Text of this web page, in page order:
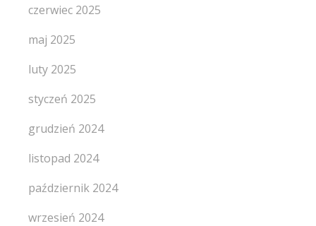
czerwiec 2025
maj 2025
luty 2025
styczeń 2025
grudzień 2024
listopad 2024
październik 2024
wrzesień 2024